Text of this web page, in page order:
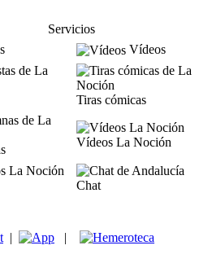
Servicios
Vídeos
Tiras cómicas
Vídeos La Noción
Chat
| |